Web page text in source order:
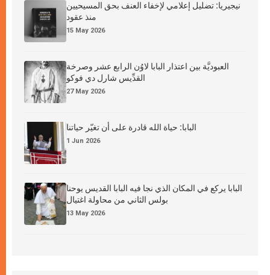
نيجيريا: تضليل إعلامي لإخفاء العنف بحق المسيحيين
منذ عقود
15 May 2026
العبوديَّة بين اعتذار البابا لاوُن الرابع عشر وصرخة
القدِّيس شارل دي فوكو
27 May 2026
البابا: حياة الله قادرة على أن تغيّر حياتنا
1 Jun 2026
البابا يركع في المكان الذي نجا فيه البابا القديس يوحنا
بولس الثاني من محاولة اغتيال
13 May 2026